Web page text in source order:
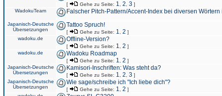
[ Gehe zu Seite: 1 2 3 ]
WadokuTeam
Falscher Pitch-Pattern/Accent-Index bei diversen
Japanisch-Deutsche
Übersetzungen
Tattoo Spruch!
[ Gehe zu Seite: 1 2 ]
wadoku.de
Offline-Version?
[ Gehe zu Seite: 1 2 ]
wadoku.de
Wadoku Roadmap
[ Gehe zu Seite: 1 2 ]
Japanisch-Deutsche
Übersetzungen
Kamisori-Inschriften: Was steht da?
[ Gehe zu Seite: 1 2 3 ]
Japanisch-Deutsche
Übersetzungen
Wie sage/schreibe ich "Ich liebe dich"?
[ Gehe zu Seite: 1 2 ]